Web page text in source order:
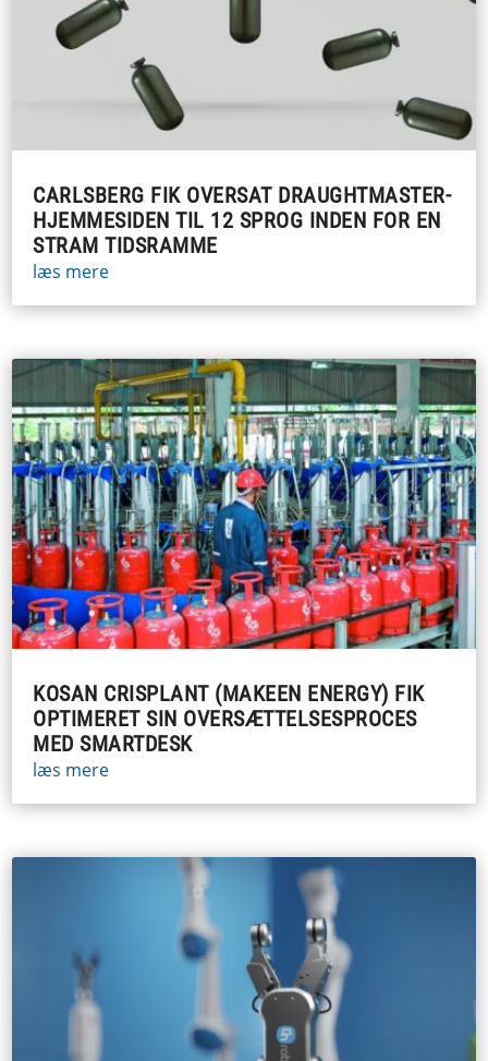
CARLSBERG FIK OVERSAT DRAUGHTMASTER-
HJEMMESIDEN TIL 12 SPROG INDEN FOR EN
STRAM TIDSRAMME
læs mere
KOSAN CRISPLANT (MAKEEN ENERGY) FIK
OPTIMERET SIN OVERSÆTTELSESPROCES
MED SMARTDESK
læs mere